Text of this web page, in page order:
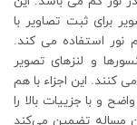
برای ثبت تصاویر با
نور استفاده می کند.
و لنزهای تصویر
کنند. این اجزاء با هم
و با جزییات بالا را
مساله تضمین می‌کند